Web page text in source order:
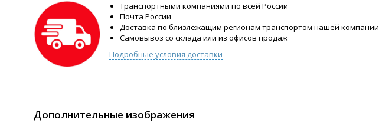
Транспортными компаниями по всей России
Почта России
Доставка по близлежащим регионам транспортом нашей компании
Самовывоз со склада или из офисов продаж
Подробные условия доставки
Дополнительные изображения